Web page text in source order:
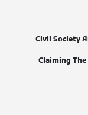
Civil Society
Claiming